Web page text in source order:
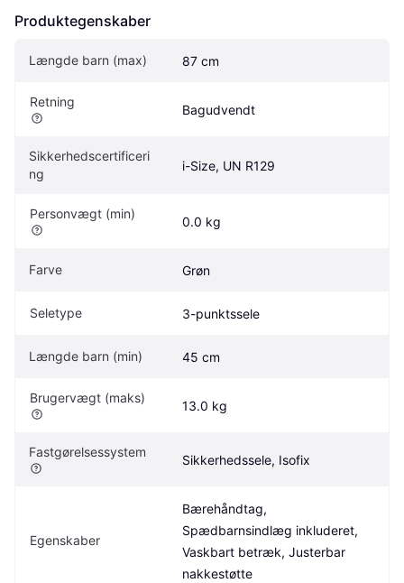
Produktegenskaber
Længde barn (max) 87 cm
Retning
Bagudvendt
Sikkerhedscertificeri
ng
i-Size, UN R129
Personvægt (min)
0.0 kg
Farve Grøn
Seletype 3-punktssele
Længde barn (min) 45 cm
Brugervægt (maks)
13.0 kg
Fastgørelsessystem
Sikkerhedssele, Isofix
Egenskaber
Bærehåndtag,
Spædbarnsindlæg inkluderet,
Vaskbart betræk, Justerbar
nakkestøtte